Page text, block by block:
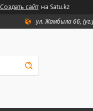
Создать сайт на Satu.kz
ул. Жамбыла 66,